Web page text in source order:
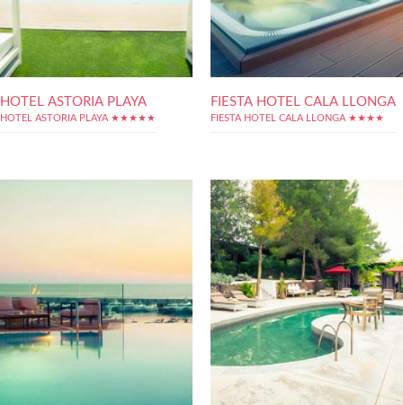
HOTEL ASTORIA PLAYA
HOTEL ASTORIA PLAYA ★★★★★
FIESTA HOTEL CALA LLONGA
FIESTA HOTEL CALA LLONGA ★★★★